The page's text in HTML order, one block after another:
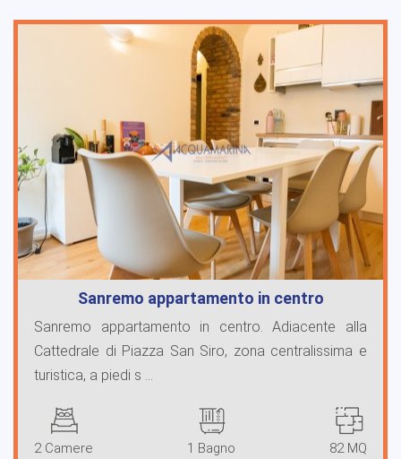
Sanremo appartamento in centro
Sanremo appartamento in centro. Adiacente alla
Cattedrale di Piazza San Siro, zona centralissima e
turistica, a piedi s ...
2 Camere 1 Bagno 82 MQ